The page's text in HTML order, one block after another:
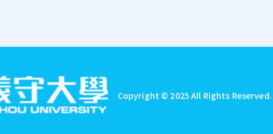
Copyright © 2025 All Rights